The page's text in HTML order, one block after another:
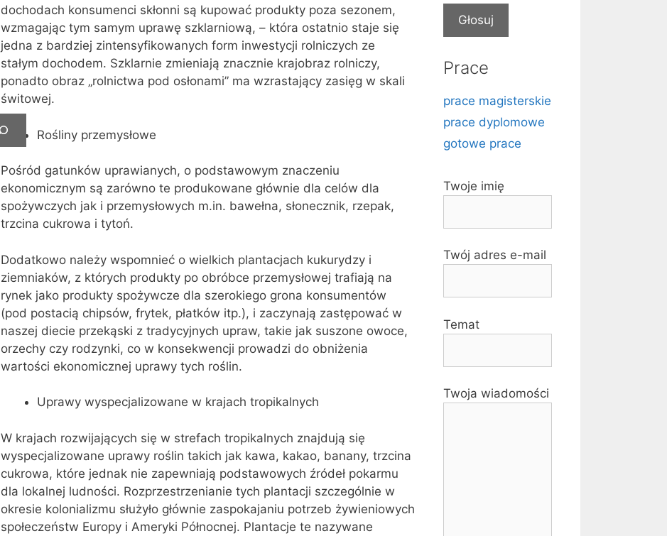
dochodach konsumenci skłonni są kupować produkty poza sezonem,
wzmagając tym samym uprawę szklarniową, – która ostatnio staje się
jedna z bardziej zintensyfikowanych form inwestycji rolniczych ze
stałym dochodem. Szklarnie zmieniają znacznie krajobraz rolniczy,
ponadto obraz „rolnictwa pod osłonami” ma wzrastający zasięg w skali
świtowej.
Rośliny przemysłowe
Pośród gatunków uprawianych, o podstawowym znaczeniu
ekonomicznym są zarówno te produkowane głównie dla celów dla
spożywczych jak i przemysłowych m.in. bawełna, słonecznik, rzepak,
trzcina cukrowa i tytoń.
Dodatkowo należy wspomnieć o wielkich plantacjach kukurydzy i
ziemniaków, z których produkty po obróbce przemysłowej trafiają na
rynek jako produkty spożywcze dla szerokiego grona konsumentów
(pod postacią chipsów, frytek, płatków itp.), i zaczynają zastępować w
naszej diecie przekąski z tradycyjnych upraw, takie jak suszone owoce,
orzechy czy rodzynki, co w konsekwencji prowadzi do obniżenia
wartości ekonomicznej uprawy tych roślin.
Uprawy wyspecjalizowane w krajach tropikalnych
W krajach rozwijających się w strefach tropikalnych znajdują się
wyspecjalizowane uprawy roślin takich jak kawa, kakao, banany, trzcina
cukrowa, które jednak nie zapewniają podstawowych źródeł pokarmu
dla lokalnej ludności. Rozprzestrzenianie tych plantacji szczególnie w
okresie kolonializmu służyło głównie zaspokajaniu potrzeb żywieniowych
społeczeństw Europy i Ameryki Północnej. Plantacje te nazywane
Prace
prace magisterskie
prace dyplomowe
gotowe prace
Twoje imię
Twój adres e-mail
Temat
Twoja wiadomości